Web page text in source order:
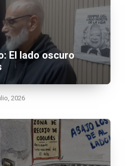
El lado oscuro
2026